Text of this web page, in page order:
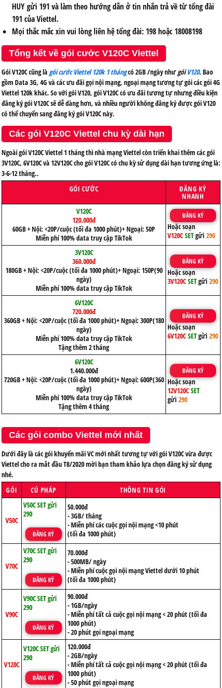
HUYgửi 191 và làm theo hướng dẫn ở tin nhắn trả về từ tổng đài
191 của Viettel.
Mọi thắc mắc xin vui lòng liên hệ tổng đài: 198 hoặc 18008198
Tổng kết về gói cước V120C Viettel
Gói V120C cũng là gói cước Viettel 120k 1 thángcó 2GB /ngày nhưgóiV120. Bao
gồm Data 3G, 4G và các ưu đãi gọi nội mạng, ngoại mạng tương tự gói các gói 4G
Viettel 120k khác. So với gói V120, gói V120C có ưu đãi tương tự nhưng điều kiện
đăng ký gói V120C sẽ dễ dàng hơn, và nhiều người không đăng ký được gói V120
có thể chuyển sang đăng ký gói V120C này.
Các gói V120C Viettel chu kỳ dài hạn
Ngoài gói V120C Viettel 1 tháng thì nhà mạng Viettel còn triển khai thêm các gói
3V120C, 6V120C và 12V120C cho gói V120C có chu kỳ sử dụng dài hạn tương ứng là:
3-6-12 tháng..
GÓI CƯỚC
ĐĂNG KÝ
NHANH
V120C
120.000đ
60GB + Nội: <20P/cuộc (tối đa 1000 phút)+ Ngoại: 50P
Miễn phí 100% data truy cập TikTok
ĐĂNG KÝ
Hoặc soạn
V120C SETgửi 290
3V120C
360.000đ
180GB + Nội: <20P/cuộc (tối đa 1000 phút)+ Ngoại: 150P(90
ngày)
Miễn phí 100% data truy cập TikTok
ĐĂNG KÝ
Hoặc soạn
3V120C SETgửi 290
6V120C
720.000đ
360GB + Nội: <20P/cuộc (tối đa 1000 phút)+ Ngoại: 300P(180
ngày)
Miễn phí 100% data truy cập TikTok
Tặng thêm 2 tháng
ĐĂNG KÝ
Hoặc soạn
6V120C SETgửi 290
6V120C
1.440.000đ
720GB + Nội: <20P/cuộc (tối đa 1000 phút)+ Ngoại: 600P(360
ngày)
Miễn phí 100% data truy cập TikTok
Tặng thêm 4 tháng
ĐĂNG KÝ
Hoặc soạn
12V120C SET
gửi 290
Các gói combo Viettel mới nhất
Dưới đây là các gói khuyến mãi VC mới nhất tương tự với gói V120C vừa được
Viettel cho ra mắt đầu T8/2020 mời bạn tham khảo lựa chọn đăng ký sử dụng
nhé.
GÓI
CÚ PHÁP THÔNG TIN GÓI
V50C
V50C SET gửi
290
ĐĂNG KÝ
50.000đ
- 3GB/ tháng
- Miễn phí các cuộc gọi nội mạng <10 phút
(tối đa 1000 phút)
V70C
V70C SET gửi
290
ĐĂNG KÝ
70.000đ
- 500MB/ ngày
- Miễn phí cuộc gọi nội mạng Viettel dưới 10 phút
(tối đa 1000 phút)
V90C
V90C SET gửi
290
ĐĂNG KÝ
90.000đ
- 1GB/ngày
- Miễn phí tất cả cuộc gọi nội mạng < 20 phút (tối đa
1000 phút)
- 20 phút gọi ngoại mạng
V120C
V120C SET gửi
290
ĐĂNG KÝ
120.000đ
- 2GB/ngày
- Miễn phí tất cả cuộc gọi nội mạng < 20 phút (tối đa
1000 phút)
- 50 phút gọi ngoại mạng